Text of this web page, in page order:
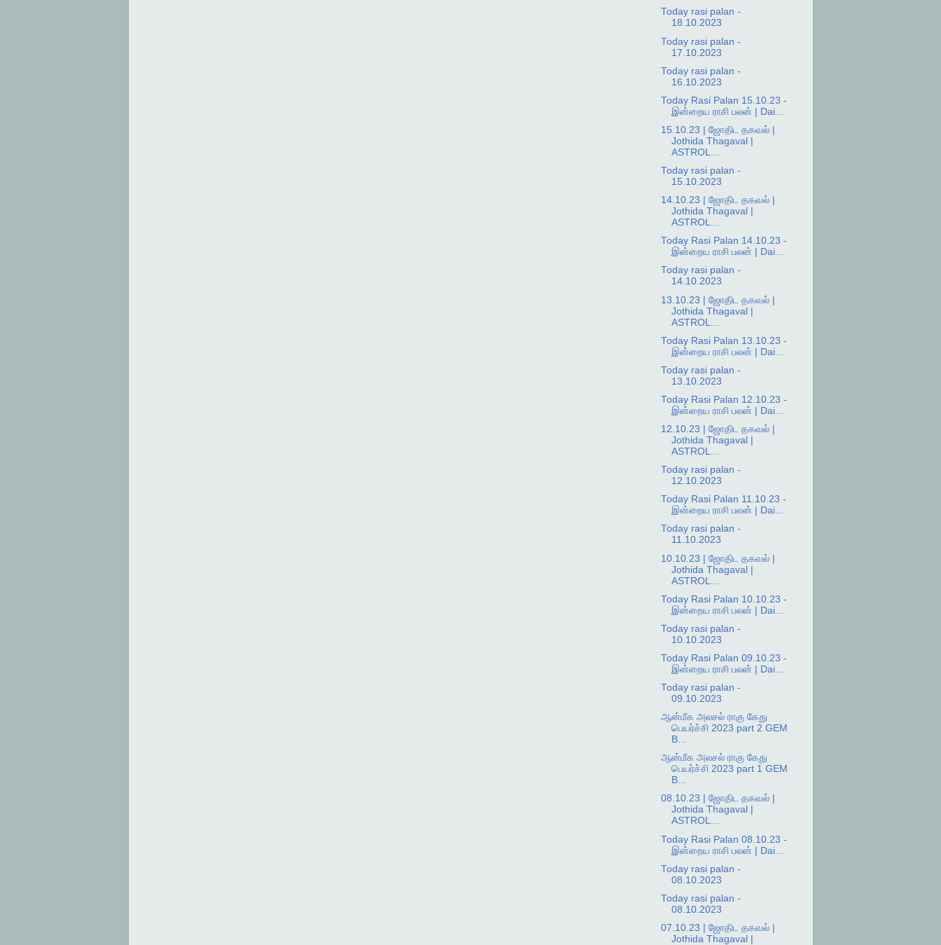
Today rasi palan -
18.10.2023
Today rasi palan -
17.10.2023
Today rasi palan -
16.10.2023
Today Rasi Palan 15.10.23 -
இன்றைய ராசி பலன் | Dai...
15.10.23 | ஜோதிட தகவல் |
Jothida Thagaval |
ASTROL...
Today rasi palan -
15.10.2023
14.10.23 | ஜோதிட தகவல் |
Jothida Thagaval |
ASTROL...
Today Rasi Palan 14.10.23 -
இன்றைய ராசி பலன் | Dai...
Today rasi palan -
14.10.2023
13.10.23 | ஜோதிட தகவல் |
Jothida Thagaval |
ASTROL...
Today Rasi Palan 13.10.23 -
இன்றைய ராசி பலன் | Dai...
Today rasi palan -
13.10.2023
Today Rasi Palan 12.10.23 -
இன்றைய ராசி பலன் | Dai...
12.10.23 | ஜோதிட தகவல் |
Jothida Thagaval |
ASTROL...
Today rasi palan -
12.10.2023
Today Rasi Palan 11.10.23 -
இன்றைய ராசி பலன் | Dai...
Today rasi palan -
11.10.2023
10.10.23 | ஜோதிட தகவல் |
Jothida Thagaval |
ASTROL...
Today Rasi Palan 10.10.23 -
இன்றைய ராசி பலன் | Dai...
Today rasi palan -
10.10.2023
Today Rasi Palan 09.10.23 -
இன்றைய ராசி பலன் | Dai...
Today rasi palan -
09.10.2023
ஆன்மீக அலசல் ராகு கேது
பெயர்ச்சி 2023 part 2 GEM
B...
ஆன்மீக அலசல் ராகு கேது
பெயர்ச்சி 2023 part 1 GEM
B...
08.10.23 | ஜோதிட தகவல் |
Jothida Thagaval |
ASTROL...
Today Rasi Palan 08.10.23 -
இன்றைய ராசி பலன் | Dai...
Today rasi palan -
08.10.2023
Today rasi palan -
08.10.2023
07.10.23 | ஜோதிட தகவல் |
Jothida Thagaval |